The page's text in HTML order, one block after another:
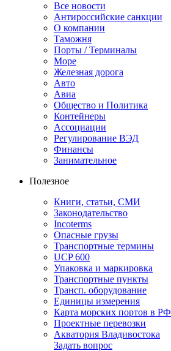
Все новости
Антироссийские санкции
О компании
Таможня
Порты / Терминалы
Море
Железная дорога
Авто
Авиа
Общество и Политика
Контейнеры
Ассоциации
Регулирование ВЭД
Финансы
Занимательное
Полезное
Книги, статьи, СМИ
Законодательство
Incoterms
Опасные грузы
Транспортные термины
UCP 600
Упаковка и маркировка
Транспортные пункты
Трансп. оборудование
Единицы измерения
Карта морских портов в РФ
Проектные перевозки
Акватория Владивостока
Задать вопрос